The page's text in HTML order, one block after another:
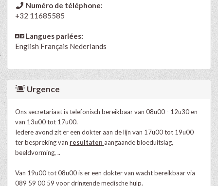
Numéro de téléphone:
+32 11685585
Langues parlées:
English Français Nederlands
Urgence
Ons secretariaat is telefonisch bereikbaar van 08u00 - 12u30 en
van 13u00 tot 17u00.
Iedere avond zit er een dokter aan de lijn van 17u00 tot 19u00
ter bespreking van resultaten aangaande bloeduitslag,
beeldvorming, ..
Van 19u00 tot 08u00 is er een dokter van wacht bereikbaar via
089 59 00 59 voor dringende medische hulp.